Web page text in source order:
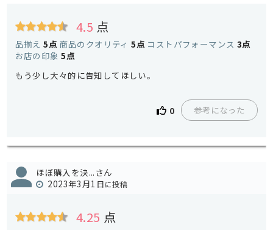
4.5 点
品揃え 5点 商品のクオリティ 5点 コストパフォーマンス 3点
お店の印象 5点
もう少し大々的に告知してほしい。
0 参考になった
ほぼ購入を決...さん
2023年3月1日に投稿
4.25 点